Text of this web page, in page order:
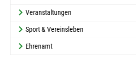
Veranstaltungen
Sport & Vereinsleben
Ehrenamt